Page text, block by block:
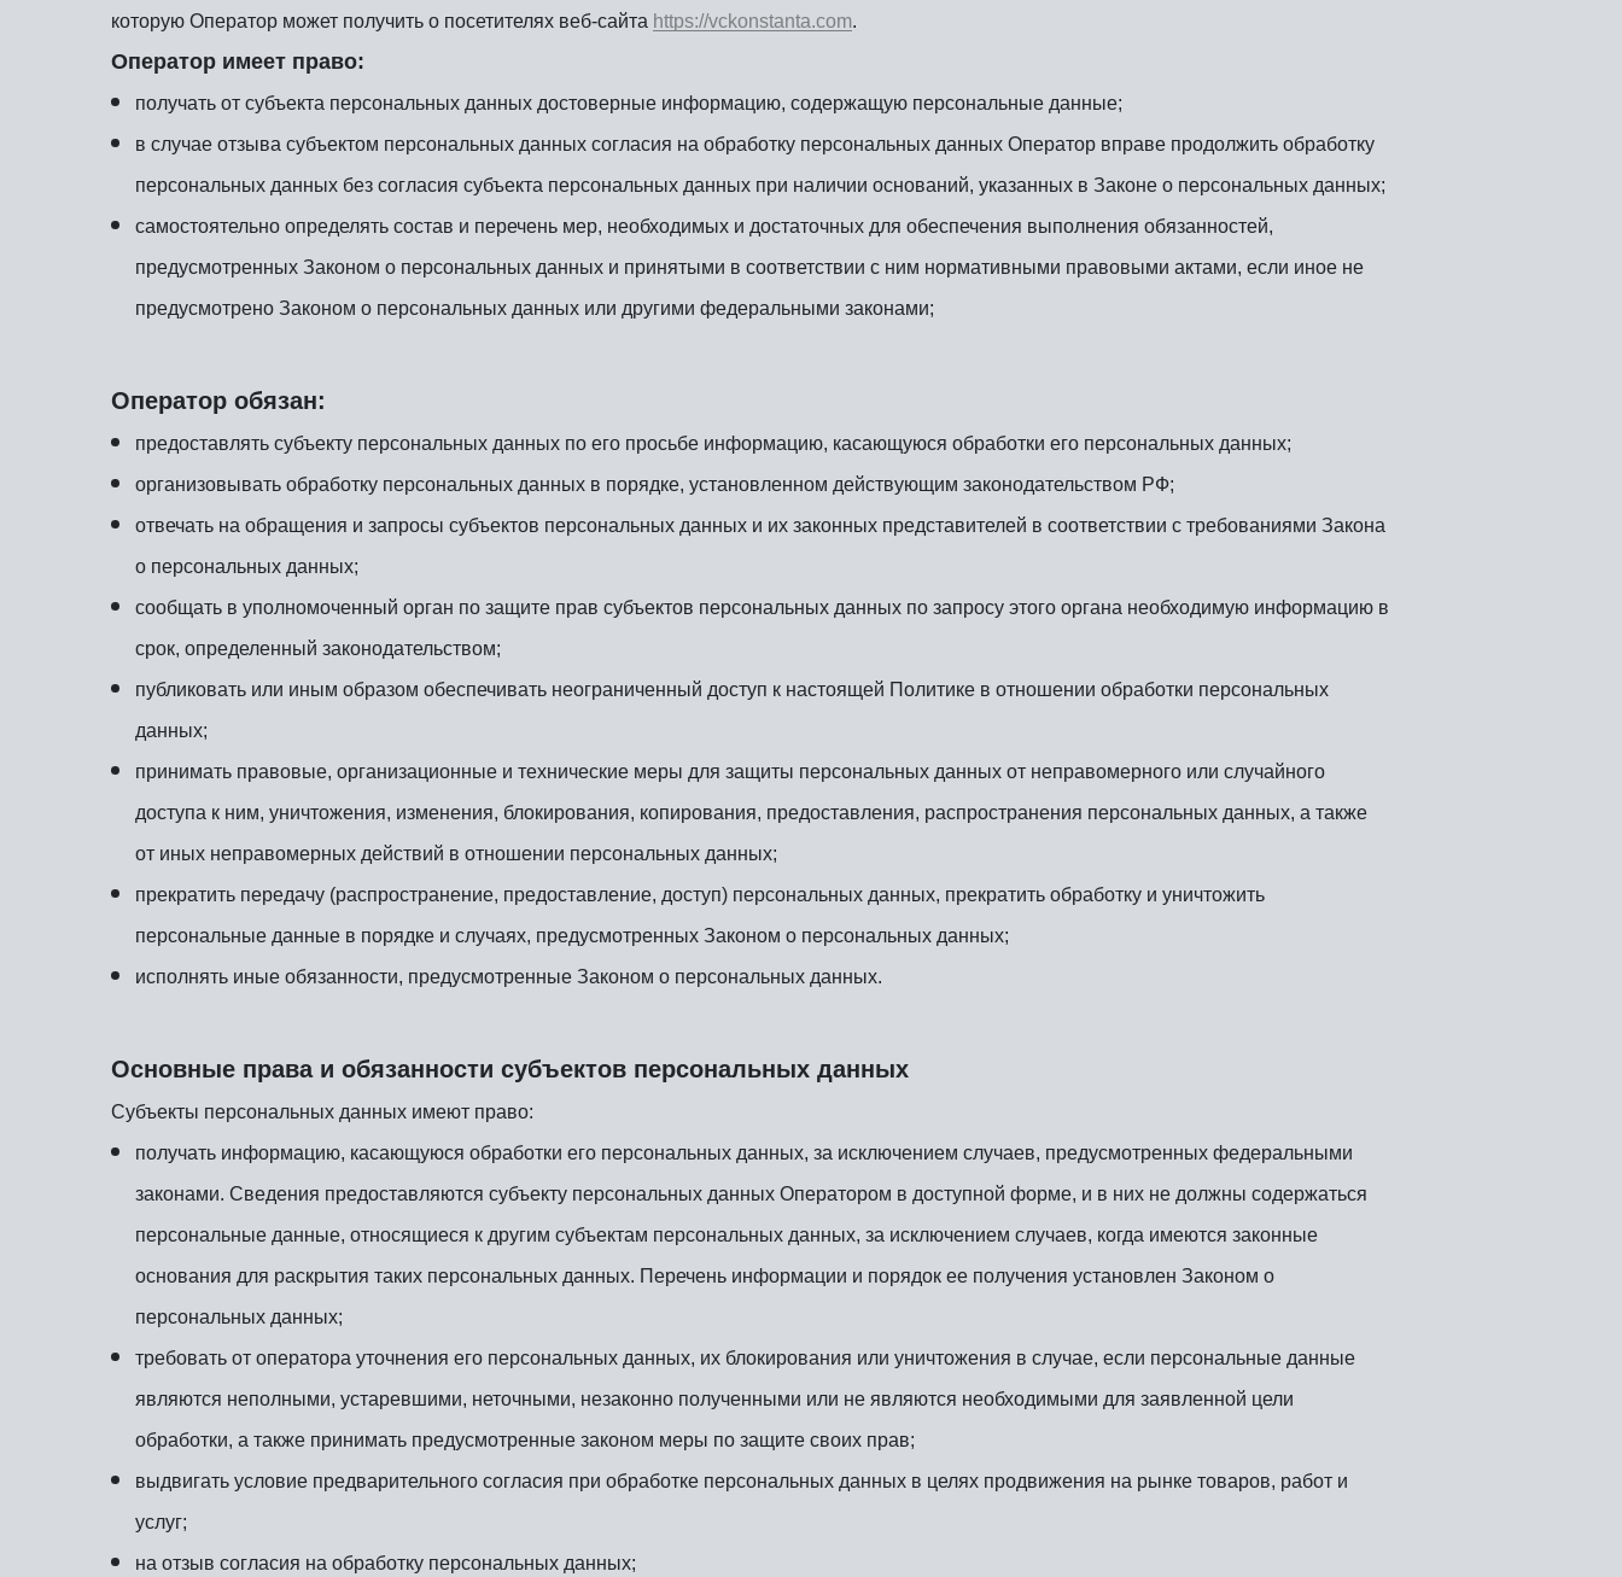
которую Оператор может получить о посетителях веб-сайта https://vckonstanta.com.
Оператор имеет право:
получать от субъекта персональных данных достоверные информацию, содержащую персональные данные;
в случае отзыва субъектом персональных данных согласия на обработку персональных данных Оператор вправе продолжить обработку
персональных данных без согласия субъекта персональных данных при наличии оснований, указанных в Законе о персональных данных;
самостоятельно определять состав и перечень мер, необходимых и достаточных для обеспечения выполнения обязанностей,
предусмотренных Законом о персональных данных и принятыми в соответствии с ним нормативными правовыми актами, если иное не
предусмотрено Законом о персональных данных или другими федеральными законами;
Оператор обязан:
предоставлять субъекту персональных данных по его просьбе информацию, касающуюся обработки его персональных данных;
организовывать обработку персональных данных в порядке, установленном действующим законодательством РФ;
отвечать на обращения и запросы субъектов персональных данных и их законных представителей в соответствии с требованиями Закона
о персональных данных;
сообщать в уполномоченный орган по защите прав субъектов персональных данных по запросу этого органа необходимую информацию в
срок, определенный законодательством;
публиковать или иным образом обеспечивать неограниченный доступ к настоящей Политике в отношении обработки персональных
данных;
принимать правовые, организационные и технические меры для защиты персональных данных от неправомерного или случайного
доступа к ним, уничтожения, изменения, блокирования, копирования, предоставления, распространения персональных данных, а также
от иных неправомерных действий в отношении персональных данных;
прекратить передачу (распространение, предоставление, доступ) персональных данных, прекратить обработку и уничтожить
персональные данные в порядке и случаях, предусмотренных Законом о персональных данных;
исполнять иные обязанности, предусмотренные Законом о персональных данных.
Основные права и обязанности субъектов персональных данных
Субъекты персональных данных имеют право:
получать информацию, касающуюся обработки его персональных данных, за исключением случаев, предусмотренных федеральными
законами. Сведения предоставляются субъекту персональных данных Оператором в доступной форме, и в них не должны содержаться
персональные данные, относящиеся к другим субъектам персональных данных, за исключением случаев, когда имеются законные
основания для раскрытия таких персональных данных. Перечень информации и порядок ее получения установлен Законом о
персональных данных;
требовать от оператора уточнения его персональных данных, их блокирования или уничтожения в случае, если персональные данные
являются неполными, устаревшими, неточными, незаконно полученными или не являются необходимыми для заявленной цели
обработки, а также принимать предусмотренные законом меры по защите своих прав;
выдвигать условие предварительного согласия при обработке персональных данных в целях продвижения на рынке товаров, работ и
услуг;
на отзыв согласия на обработку персональных данных;